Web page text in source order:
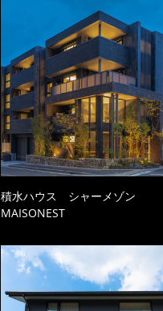
積水ハウス シャーメゾン
MAISONEST